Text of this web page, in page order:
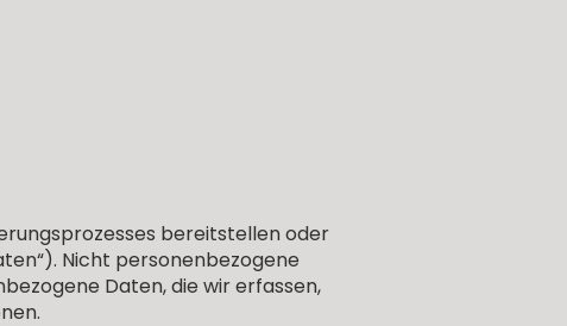
bereitstellen oder
Nicht personenbezogene
Daten, die wir erfassen,